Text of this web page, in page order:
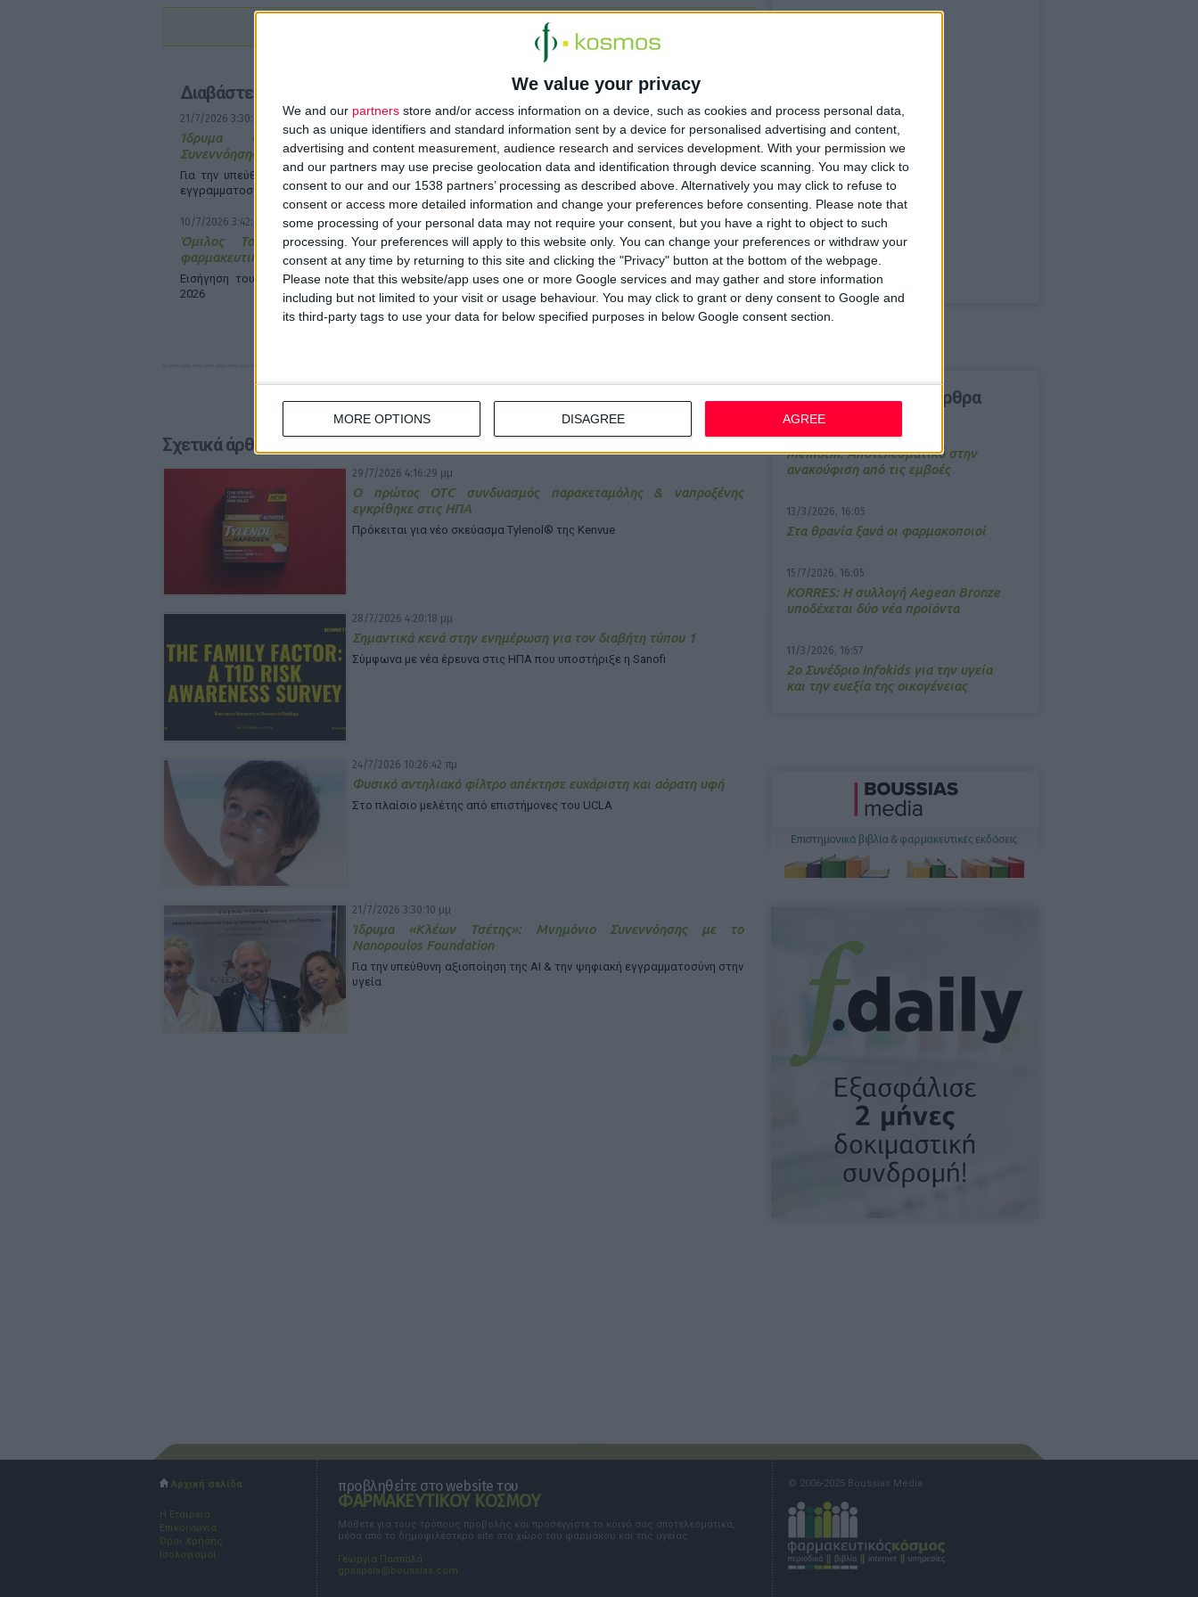
We value your privacy
We and our partners store and/or access information on a device, such as cookies and process personal data,
such as unique identifiers and standard information sent by a device for personalised advertising and content,
advertising and content measurement, audience research and services development. With your permission we
and our partners may use precise geolocation data and identification through device scanning. You may click to
consent to our and our 1538 partners’ processing as described above. Alternatively you may click to refuse to
consent or access more detailed information and change your preferences before consenting.
Please note that
some processing of your personal data may not require your consent, but you have a right to object to such
processing. Your preferences will apply to this website only. You can change your preferences or withdraw your
consent at any time by returning to this site and clicking the "Privacy" button at the bottom of the webpage.
Please note that this website/app uses one or more Google services and may gather and store information
including but not limited to your visit or usage behaviour. You may click to grant or deny consent to Google and
its third-party tags to use your data for below specified purposes in below Google consent section.
MORE OPTIONS DISAGREE AGREE
δημοφιλέστερα άρθρα
7/4/2026, 17:25
Memotin: Αποτελεσματικό στην
ανακούφιση από τις εμβοές
13/3/2026, 16:05
Στα θρανία ξανά οι φαρμακοποιοί
15/7/2026, 16:05
ΚΟRRES: Η συλλογή Aegean Bronze
υποδέχεται δύο νέα προϊόντα
11/3/2026, 16:57
2ο Συνέδριο Infokids για την υγεία
και την ευεξία της οικογένειας
Διαβάστε επίσης
21/7/2026 3:30:10 μμ
Ίδρυμα «Κλέων Τσέτης»: Μνημόνιο
Συνεννόησης με το Nanopoulos Foundation
Για την υπεύθυνη αξιοποίηση της ΑΙ & την ψηφιακή
εγγραμματοσύνη στην υγεία
10/7/2026 3:42:43 μμ
Όμιλος Τσέτη: Η ΑΙ μετασχηματίζει τη
φαρμακευτική καινοτομία
Εισήγηση του Σπ. Κίντζιου στο Health Nexus Forum
2026
Σχετικά άρθρα
29/7/2026 4:16:29 μμ
Ο πρώτος OTC συνδυασμός παρακεταμόλης & ναπροξένης
εγκρίθηκε στις ΗΠΑ
Πρόκειται για νέο σκεύασμα Tylenol® της Kenvue
28/7/2026 4:20:18 μμ
Σημαντικά κενά στην ενημέρωση για τον διαβήτη τύπου 1
Σύμφωνα με νέα έρευνα στις ΗΠΑ που υποστήριξε η Sanofi
24/7/2026 10:26:42 πμ
Φυσικό αντηλιακό φίλτρο απέκτησε ευχάριστη και αόρατη υφή
Στο πλαίσιο μελέτης από επιστήμονες του UCLA
21/7/2026 3:30:10 μμ
Ίδρυμα «Κλέων Τσέτης»: Μνημόνιο Συνεννόησης με το
Nanopoulos Foundation
Για την υπεύθυνη αξιοποίηση της ΑΙ & την ψηφιακή εγγραμματοσύνη στην
υγεία
Αρχική σελίδα
Η Εταιρεία
Επικοινωνία
Όροι Χρήσης
Ισολογισμοί
προβληθείτε στο website του
ΦΑΡΜΑΚΕΥΤΙΚΟΥ ΚΟΣΜΟΥ
Μάθετε για τους τρόπους προβολής και προσεγγίστε το κοινό σας αποτελεσματικά,
μέσα από το δημοφιλέστερο site στο χώρο του φαρμάκου και της υγείας.
Γεωργία Πασπαλά
gpaspala@boussias.com
© 2006-2025 Boussias Media